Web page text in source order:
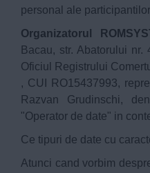
personal ale
Organizatorul
Bacau, str. Abatorului
Oficiul Registrului
, CUI RO15437993,
Razvan Grudinschi,
"Operator de date" in
Ce tipuri de date cu
Atunci cand vorbim